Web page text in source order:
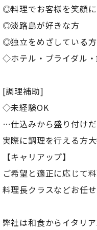
◎料理でお客様を笑顔
◎淡路島が好きな方
◎独立をめざしている方
◇ホテル・ブライダル
[調理補助]
◇未経験OK
…仕込みから盛り付けだ
実際に調理を行える方大
【キャリアップ】
ご希望と適正に応じて
料理長クラスなどお任せ
弊社は和食からイタリア